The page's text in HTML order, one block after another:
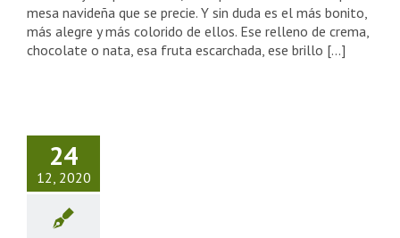
mesa navideña que se precie. Y sin duda es el más bonito,
más alegre y más colorido de ellos. Ese relleno de crema,
chocolate o nata, esa fruta escarchada, ese brillo [...]
24
12, 2020
PARA
Tercera Edad